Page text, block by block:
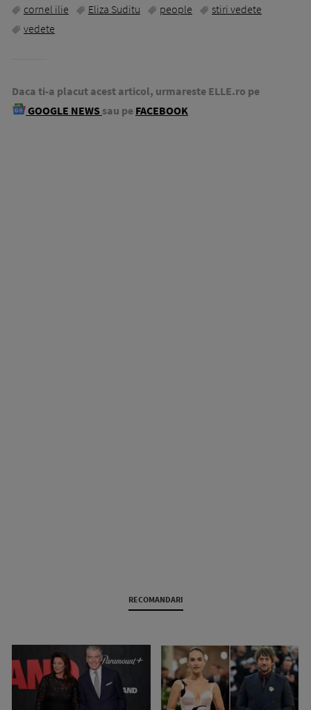
cornel ilie Eliza Suditu people
stiri vedete
vedete
Daca ti-a placut acest articol, urmareste ELLE.ro pe
GOOGLE NEWS sau pe FACEBOOK
RECOMANDARI